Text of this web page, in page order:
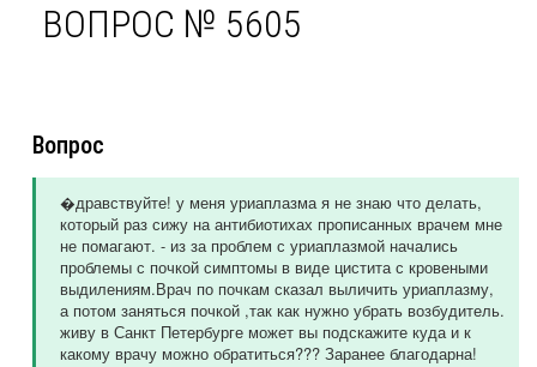
ВОПРОС № 5605
Вопрос
�дравствуйте! у меня уриаплазма я не знаю что делать,
который раз сижу на антибиотихах прописанных врачем мне
не помагают. - из за проблем с уриаплазмой начались
проблемы с почкой симптомы в виде цистита с кровеными
выдилениям.Врач по почкам сказал выличить уриаплазму,
а потом заняться почкой ,так как нужно убрать возбудитель.
живу в Санкт Петербурге может вы подскажите куда и к
какому врачу можно обратиться??? Заранее благодарна!